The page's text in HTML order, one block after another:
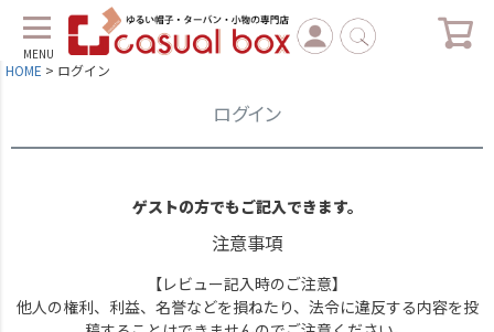
MENU
HOME ログイン
ログイン
ゲストの方でもご記入できます。
注意事項
【レビュー記入時のご注意】
他人の権利、利益、名誉などを損ねたり、法令に違反する内容を投